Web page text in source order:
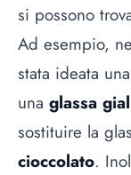
si possono
Ad esempio,
stata ideata
una glassa
sostituire la
cioccolato.